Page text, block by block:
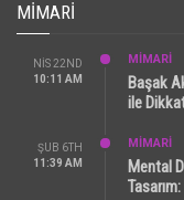
MIMARI
NIS 22ND
10:11 AM
MİMARİ
Başak
ile
ŞUB 6TH
11:39 AM
MİMARİ
Mental